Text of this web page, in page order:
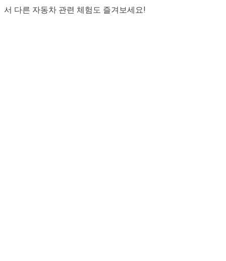
서 다른 자동차 관련 체험도 즐겨보세요!